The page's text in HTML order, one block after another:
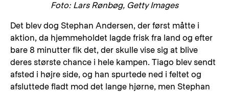
Foto: Lars Rønbøg, Getty Images
Det blev dog Stephan Andersen, der først måtte i
aktion, da hjemmeholdet lagde frisk fra land og efter
bare 8 minutter fik det, der skulle vise sig at blive
deres største chance i hele kampen. Tiago blev sendt
afsted i højre side, og han spurtede ned i feltet og
afsluttede fladt mod det lange hjørne, men Stephan